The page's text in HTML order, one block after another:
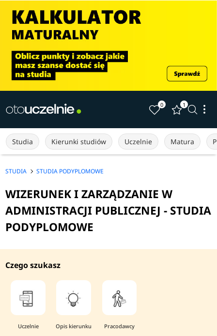
0 1
Studia Kierunki studiów Uczelnie Matura
STUDIA STUDIA PODYPLOMOWE
WIZERUNEK I ZARZĄDZANIE W
ADMINISTRACJI PUBLICZNEJ - STUDIA
PODYPLOMOWE
Czego szukasz
Uczelnie Opis kierunku Pracodawcy